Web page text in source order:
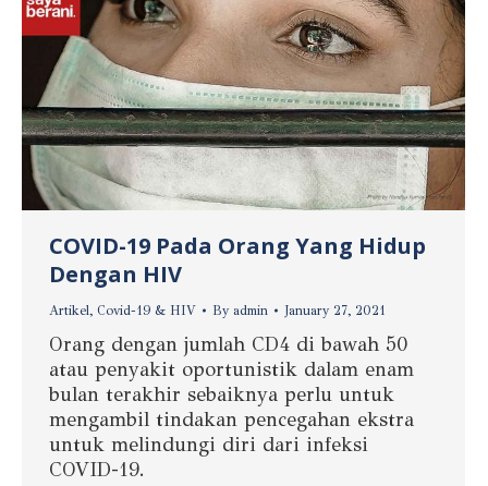
COVID-19 Pada Orang Yang Hidup
Dengan HIV
Artikel, Covid-19 & HIV By admin January 27, 2021
Orang dengan jumlah CD4 di bawah 50
atau penyakit oportunistik dalam enam
bulan terakhir sebaiknya perlu untuk
mengambil tindakan pencegahan ekstra
untuk melindungi diri dari infeksi
COVID-19.